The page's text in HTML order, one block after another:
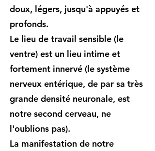
doux, légers, jusqu'à appuyés et
profonds.
Le lieu de travail sensible (le
ventre) est un lieu intime et
fortement innervé (le système
nerveux entérique, de par sa très
grande densité neuronale, est
notre second cerveau, ne
l'oublions pas).
La manifestation de notre